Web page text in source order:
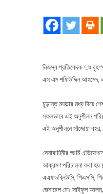
নিজস্ব প্রতিবেদক ঃ
এস এম শফিউদ্দিন আহমেদ,
চূড়ান্ত মহড়ার মধ্য দিয়ে
সফলভাবে এই অনুশীলন
এই অনুশীলনে সাঁজোয়া বহর,
সেনাবাহিনীর আর্মি
আক্রমণ পরিচালনা করা
এএফডব্লিউসি, পিএসসি,
জেনারেল মোঃ সাইফুল আলম,